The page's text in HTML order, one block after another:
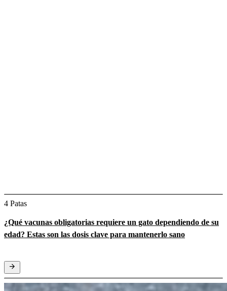
4 Patas
¿Qué vacunas obligatorias requiere un gato dependiendo de su
edad? Estas son las dosis clave para mantenerlo sano